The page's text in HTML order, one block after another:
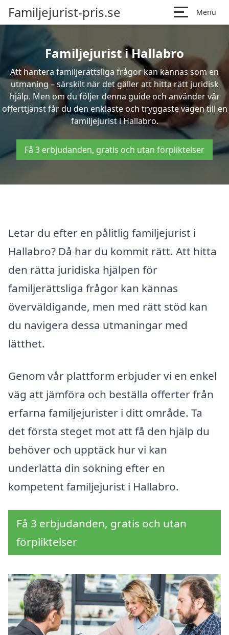
Familjejurist-pris.se Menu
Familjejurist i Hallabro
Att hantera familjerättsliga frågor kan kännas som en
utmaning – särskilt när det gäller att hitta rätt juridisk
hjälp. Men om du följer denna guide och använder vår
offerttjänst får du den enklaste och tryggaste vägen till en
familjejurist i Hallabro.
Få 3 erbjudanden, gratis och utan förpliktelser
Letar du efter en pålitlig familjejurist i
Hallabro? Då har du kommit rätt. Att hitta
den rätta juridiska hjälpen för
familjerättsliga frågor kan kännas
överväldigande, men med rätt stöd kan
du navigera dessa utmaningar med
lätthet.
Genom vår plattform erbjuder vi en enkel
väg att jämföra och beställa offerter från
erfarna familjejurister i ditt område. Ta
det första steget mot att få den hjälp du
behöver och upptäck hur vi kan
underlätta din sökning efter en
kompetent familjejurist i Hallabro.
Få 3 erbjudanden, gratis och utan
förpliktelser